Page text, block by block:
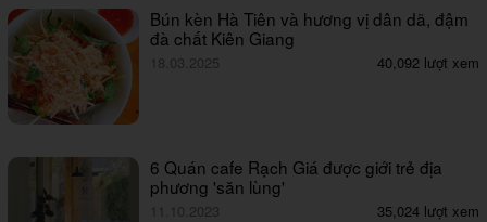
Bún kèn Hà Tiên và hương vị dân dã, đậm
đà chất Kiên Giang
18.03.2025 40,092 lượt xem
6 Quán cafe Rạch Giá được giới trẻ địa
phương 'săn lùng'
35,024 lượt xem